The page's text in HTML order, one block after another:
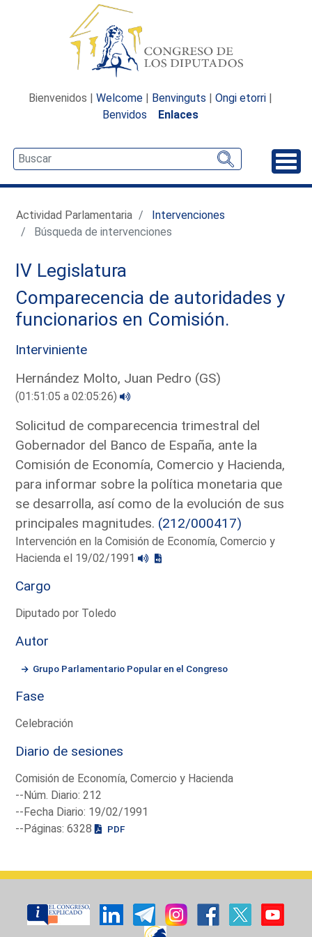
Bienvenidos | Welcome | Benvinguts | Ongi etorri |
Benvidos
Enlaces
Actividad Parlamentaria
Intervenciones
Búsqueda de intervenciones
IV Legislatura
Comparecencia de autoridades y
funcionarios en Comisión.
Interviniente
Hernández Molto, Juan Pedro (GS)
(01:51:05 a 02:05:26)
Solicitud de comparecencia trimestral del
Gobernador del Banco de España, ante la
Comisión de Economía, Comercio y Hacienda,
para informar sobre la política monetaria que
se desarrolla, así como de la evolución de sus
principales magnitudes. (212/000417)
Intervención en la Comisión de Economía, Comercio y
Hacienda el 19/02/1991
Cargo
Diputado por Toledo
Autor
Grupo Parlamentario Popular en el Congreso
Fase
Celebración
Diario de sesiones
Comisión de Economía, Comercio y Hacienda
--Núm. Diario: 212
--Fecha Diario: 19/02/1991
--Páginas: 6328
PDF